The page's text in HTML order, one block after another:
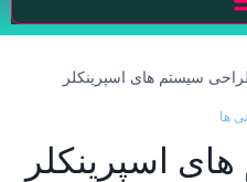
سیستم های اسپرینکلر
ها
اسپرینکلر